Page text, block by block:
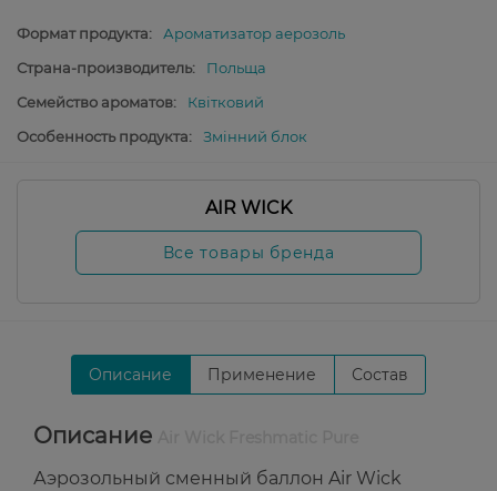
Формат продукта:
Ароматизатор аерозоль
Страна-производитель:
Польща
Семейство ароматов:
Квітковий
Особенность продукта:
Змінний блок
AIR WICK
Все товары бренда
Описание Применение Состав
Описание
Аэрозольный сменный баллон Air Wick